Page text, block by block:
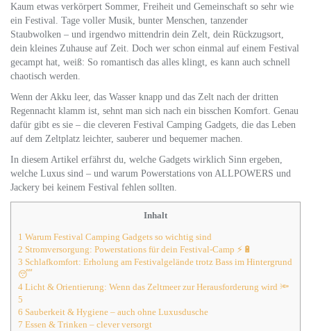
Kaum etwas verkörpert Sommer, Freiheit und Gemeinschaft so sehr wie
ein Festival. Tage voller Musik, bunter Menschen, tanzender
Staubwolken – und irgendwo mittendrin dein Zelt, dein Rückzugsort,
dein kleines Zuhause auf Zeit. Doch wer schon einmal auf einem Festival
gecampt hat, weiß: So romantisch das alles klingt, es kann auch schnell
chaotisch werden.
Wenn der Akku leer, das Wasser knapp und das Zelt nach der dritten
Regennacht klamm ist, sehnt man sich nach ein bisschen Komfort. Genau
dafür gibt es sie – die cleveren Festival Camping Gadgets, die das Leben
auf dem Zeltplatz leichter, sauberer und bequemer machen.
In diesem Artikel erfährst du, welche Gadgets wirklich Sinn ergeben,
welche Luxus sind – und warum Powerstations von ALLPOWERS und
Jackery bei keinem Festival fehlen sollten.
Inhalt
1 Warum Festival Camping Gadgets so wichtig sind
2 Stromversorgung: Powerstations für dein Festival-Camp ⚡🔋
3 Schlafkomfort: Erholung am Festivalgelände trotz Bass im Hintergrund
😴
4 Licht & Orientierung: Wenn das Zeltmeer zur Herausforderung wird 🔦
5
6 Sauberkeit & Hygiene – auch ohne Luxusdusche
7 Essen & Trinken – clever versorgt